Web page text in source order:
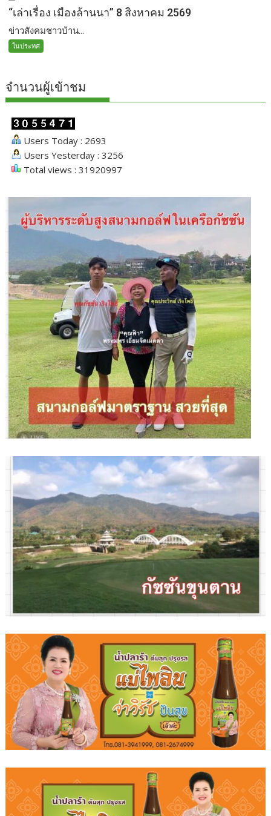
“เล่าเรื่อง เมืองล้านนา” 8 สิงหาคม 2569
ข่าวสังคมชาวบ้าน...
ในประทศ
จำนวนผู้เข้าชม
Users Today : 2693
Users Yesterday : 3256
Total views : 31920997